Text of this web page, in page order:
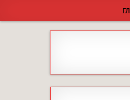
content